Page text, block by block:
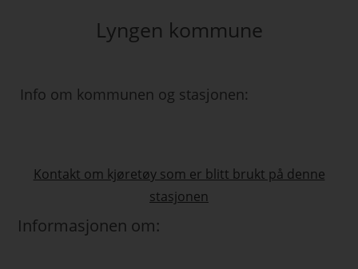
Lyngen kommune
Info om kommunen og stasjonen:
Kontakt om kjøretøy som er blitt brukt på denne
stasjonen
Informasjonen om: